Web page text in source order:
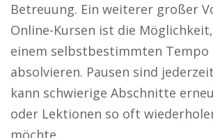
Betreuung. Ein weiterer großer
Online-Kursen ist die
einem selbstbestimmten Tempo
absolvieren. Pausen sind
kann schwierige Abschnitte
oder Lektionen so oft
möchte.